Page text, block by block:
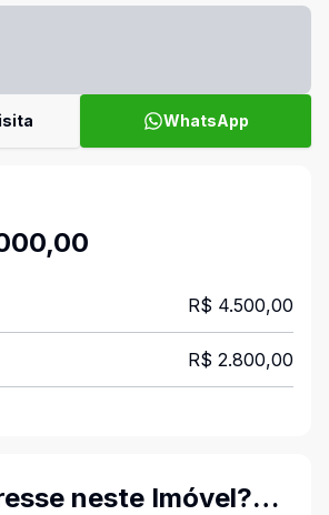
WhatsApp
R$ 4.500,00
R$ 2.800,00
neste Imóvel?